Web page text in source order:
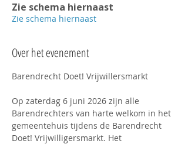
Zie schema hiernaast
Zie schema hiernaast
Over het evenement
Barendrecht Doet! Vrijwillersmarkt
Op zaterdag 6 juni 2026 zijn alle
Barendrechters van harte welkom in het
gemeentehuis tijdens de Barendrecht
Doet! Vrijwilligersmarkt. Het